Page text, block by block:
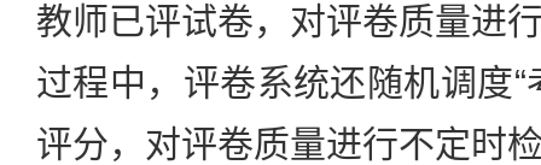
教师已评试卷，对评卷质量进
过程中，评卷系统还随机调度“
评分，对评卷质量进行不定时